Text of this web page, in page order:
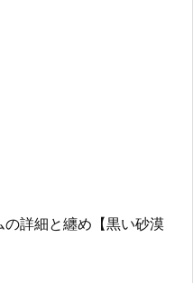
の詳細と纏め【黒い砂漠